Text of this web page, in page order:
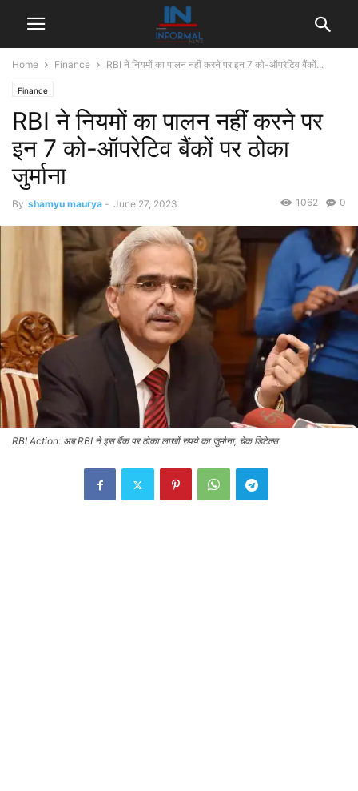
Home Finance RBI ने नियमों का पालन नहीं करने पर इन 7 को-ऑपरेटिव बैंकों...
Finance
RBI ने नियमों का पालन नहीं करने पर
इन 7 को-ऑपरेटिव बैंकों पर ठोका
जुर्माना
By shamyu maurya - June 27, 2023 0
1062
RBI Action: अब RBI ने इस बैंक पर ठोका लाखों रुपये का जुर्माना, चेक डिटेल्स